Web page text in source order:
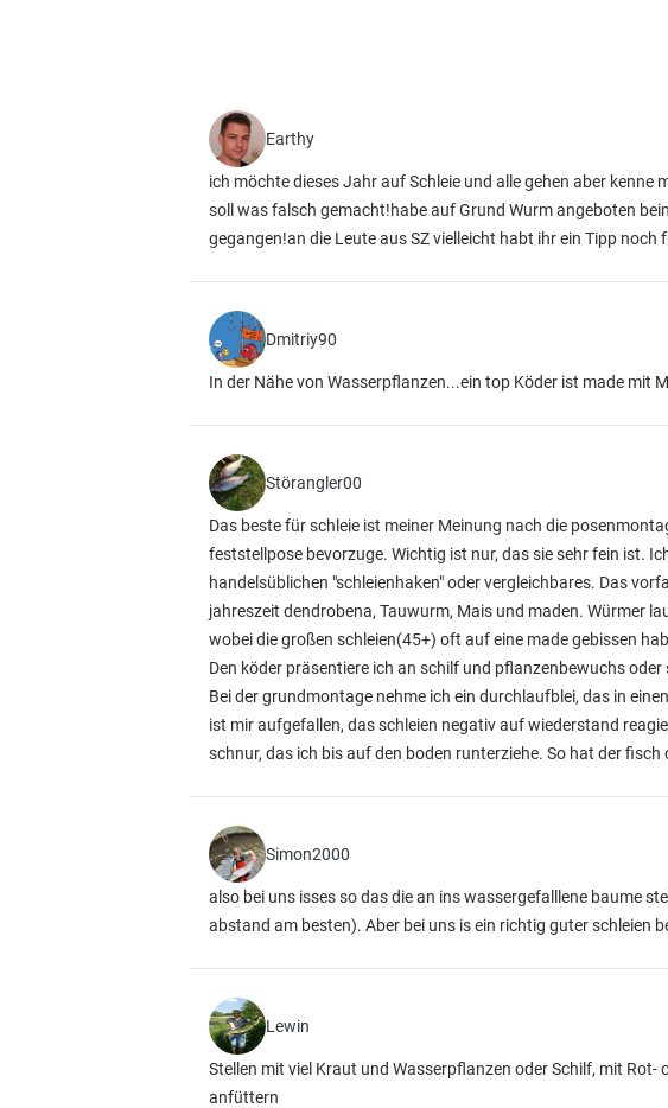
Earthy
ich möchte dieses Jahr auf Schleie und alle gehen aber
soll was falsch gemacht!habe auf Grund Wurm angeboten
gegangen!an die Leute aus SZ vielleicht habt ihr ein Tipp noch
Dmitriy90
In der Nähe von Wasserpflanzen...ein top Köder ist made mit
Störangler00
Das beste für schleie ist meiner Meinung nach die
feststellpose bevorzuge. Wichtig ist nur, das sie sehr fein ist.
handelsüblichen "schleienhaken" oder vergleichbares. Das
jahreszeit dendrobena, Tauwurm, Mais und maden. Würmer
wobei die großen schleien(45+) oft auf eine made gebissen
Den köder präsentiere ich an schilf und pflanzenbewuchs oder
Bei der grundmontage nehme ich ein durchlaufblei, das in
ist mir aufgefallen, das schleien negativ auf wiederstand
schnur, das ich bis auf den boden runterziehe. So hat der
Simon2000
also bei uns isses so das die an ins wassergefalllene baume
abstand am besten). Aber bei uns is ein richtig guter schleien
Lewin
Stellen mit viel Kraut und Wasserpflanzen oder Schilf, mit
anfüttern